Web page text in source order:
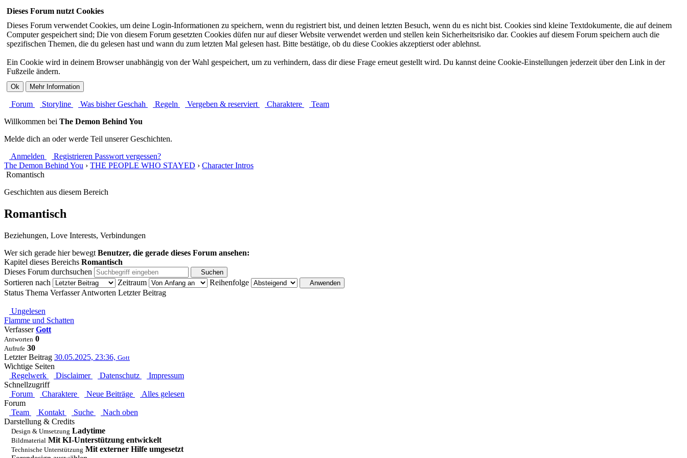
Dieses Forum nutzt Cookies
Dieses Forum verwendet Cookies, um deine Login-Informationen zu speichern, wenn du registriert bist, und deinen letzten Besuch, wenn du es nicht bist. Cookies sind kleine Textdokumente, die auf deinem
Computer gespeichert sind; Die von diesem Forum gesetzten Cookies düfen nur auf dieser Website verwendet werden und stellen kein Sicherheitsrisiko dar. Cookies auf diesem Forum speichern auch die
spezifischen Themen, die du gelesen hast und wann du zum letzten Mal gelesen hast. Bitte bestätige, ob du diese Cookies akzeptierst oder ablehnst.
Ein Cookie wird in deinem Browser unabhängig von der Wahl gespeichert, um zu verhindern, dass dir diese Frage erneut gestellt wird. Du kannst deine Cookie-Einstellungen jederzeit über den Link in der
Fußzeile ändern.
Forum Storyline Was bisher Geschah Regeln Vergeben & reserviert Charaktere
Willkommen bei The Demon Behind You
Melde dich an oder werde Teil unserer Geschichten.
Anmelden
Registrieren Passwort vergessen?
The Demon Behind You › THE PEOPLE WHO STAYED › Character Intros
Romantisch
Geschichten aus diesem Bereich
Romantisch
Beziehungen, Love Interests, Verbindungen
Wer sich gerade hier bewegt Benutzer, die gerade dieses Forum ansehen:
Kapitel dieses Bereichs Romantisch
Dieses Forum durchsuchen
Suchen
Sortieren nach Zeitraum Reihenfolge Anwenden
Status Thema VerfasserAntworten Letzter Beitrag
Ungelesen
Flamme und Schatten
VerfasserGott
Antworten 0
Aufrufe 30
Letzter Beitrag 30.05.2025, 23:36, Gott
Wichtige Seiten
Regelwerk
Disclaimer Datenschutz
Impressum
Schnellzugriff
Forum
Charaktere Neue Beiträge
Alles gelesen
Forum
Team
Kontakt Suche
Nach oben
Darstellung & Credits
Design & Umsetzung Ladytime
Bildmaterial Mit KI-Unterstützung entwickelt
Technische Unterstützung Mit externer Hilfe umgesetzt